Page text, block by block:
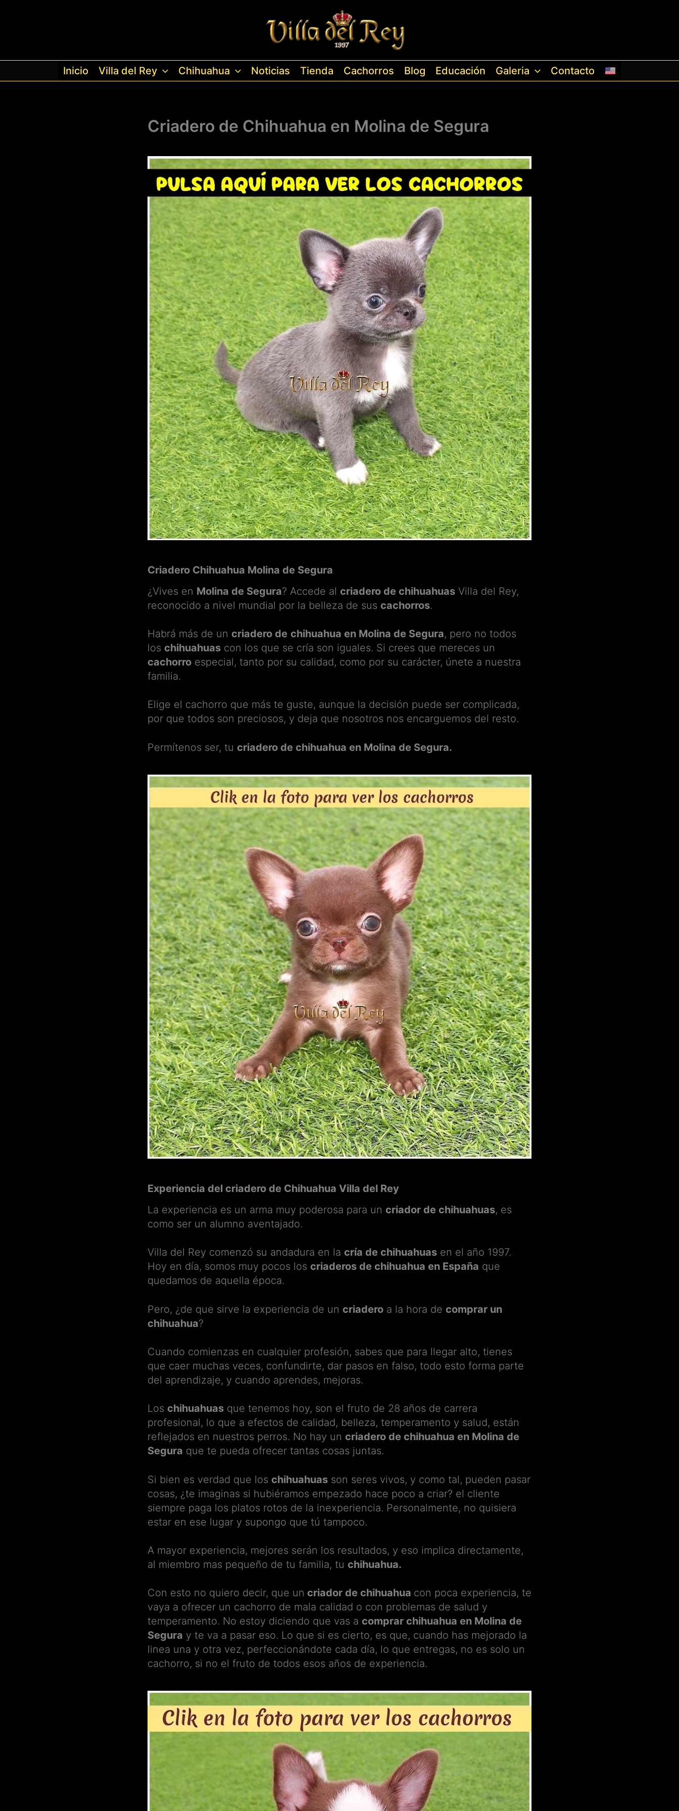
Inicio Villa del Rey Chihuahua Noticias Tienda Cachorros Blog Educación Galeria Contacto
Criadero de Chihuahua en Molina de Segura
Criadero Chihuahua Molina de Segura
¿Vives en Molina de Segura? Accede al criadero de chihuahuas Villa del Rey,
reconocido a nivel mundial por la belleza de sus cachorros.
Habrá más de un criadero de chihuahua en Molina de Segura, pero no todos
los chihuahuas con los que se cría son iguales. Si crees que mereces un
cachorro especial, tanto por su calidad, como por su carácter, únete a nuestra
familia.
Elige el cachorro que más te guste, aunque la decisión puede ser complicada,
por que todos son preciosos, y deja que nosotros nos encarguemos del resto.
Permítenos ser, tu criadero de chihuahua en Molina de Segura.
Experiencia del criadero de Chihuahua Villa del Rey
La experiencia es un arma muy poderosa para un criador de chihuahuas, es
como ser un alumno aventajado.
Villa del Rey comenzó su andadura en la cría de chihuahuas en el año 1997.
Hoy en día, somos muy pocos los criaderos de chihuahua en España que
quedamos de aquella época.
Pero, ¿de que sirve la experiencia de un criadero a la hora de comprar un
chihuahua?
Cuando comienzas en cualquier profesión, sabes que para llegar alto, tienes
que caer muchas veces, confundirte, dar pasos en falso, todo esto forma parte
del aprendizaje, y cuando aprendes, mejoras.
Los chihuahuas que tenemos hoy, son el fruto de 28 años de carrera
profesional, lo que a efectos de calidad, belleza, temperamento y salud, están
reflejados en nuestros perros. No hay un criadero de chihuahua en Molina de
Segura que te pueda ofrecer tantas cosas juntas.
Si bien es verdad que los chihuahuas son seres vivos, y como tal, pueden pasar
cosas, ¿te imaginas si hubiéramos empezado hace poco a criar? el cliente
siempre paga los platos rotos de la inexperiencia. Personalmente, no quisiera
estar en ese lugar y supongo que tú tampoco.
A mayor experiencia, mejores serán los resultados, y eso implica directamente,
al miembro mas pequeño de tu familia, tu chihuahua.
Con esto no quiero decir, que un criador de chihuahua con poca experiencia, te
vaya a ofrecer un cachorro de mala calidad o con problemas de salud y
temperamento. No estoy diciendo que vas a comprar chihuahua en Molina de
Segura y te va a pasar eso. Lo que si es cierto, es que, cuando has mejorado la
linea una y otra vez, perfeccionándote cada día, lo que entregas, no es solo un
cachorro, si no el fruto de todos esos años de experiencia.